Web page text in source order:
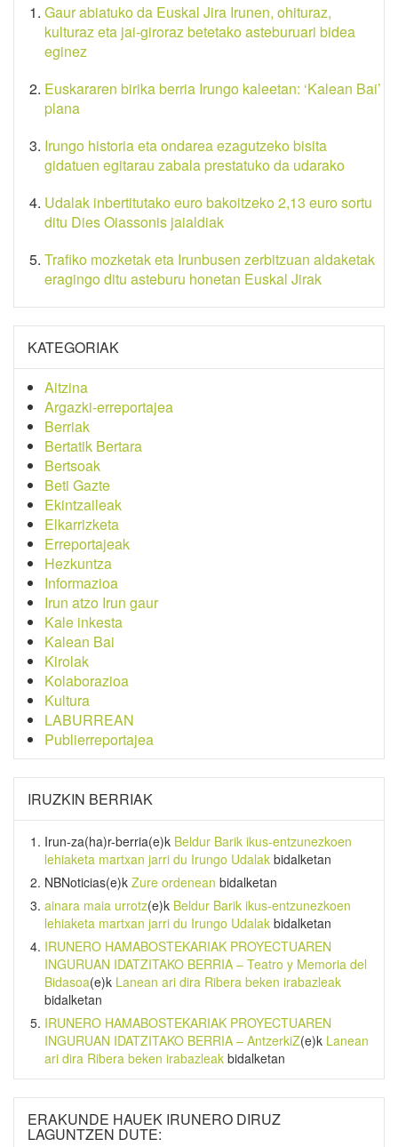
Gaur abiatuko da Euskal Jira Irunen, ohituraz,
kulturaz eta jai-giroraz betetako asteburuari bidea
eginez
Euskararen birika berria Irungo kaleetan: ‘Kalean Bai’
plana
Irungo historia eta ondarea ezagutzeko bisita
gidatuen egitarau zabala prestatuko da udarako
Udalak inbertitutako euro bakoitzeko 2,13 euro sortu
ditu Dies Oiassonis jaialdiak
Trafiko mozketak eta Irunbusen zerbitzuan aldaketak
eragingo ditu asteburu honetan Euskal Jirak
KATEGORIAK
Aitzina
Argazki-erreportajea
Berriak
Bertatik Bertara
Bertsoak
Beti Gazte
Ekintzaileak
Elkarrizketa
Erreportajeak
Hezkuntza
Informazioa
Irun atzo Irun gaur
Kale inkesta
Kalean Bai
Kirolak
Kolaborazioa
Kultura
LABURREAN
Publierreportajea
IRUZKIN BERRIAK
Irun-za(ha)r-berria(e)k Beldur Barik ikus-entzunezkoen
lehiaketa martxan jarri du Irungo Udalak bidalketan
NBNoticias(e)k Zure ordenean bidalketan
ainara maia urrotz(e)k Beldur Barik ikus-entzunezkoen
lehiaketa martxan jarri du Irungo Udalak bidalketan
IRUNERO HAMABOSTEKARIAK PROYECTUAREN
INGURUAN IDATZITAKO BERRIA – Teatro y Memoria del
Bidasoa(e)k Lanean ari dira Ribera beken irabazleak
bidalketan
IRUNERO HAMABOSTEKARIAK PROYECTUAREN
INGURUAN IDATZITAKO BERRIA – AntzerkiZ(e)k Lanean
ari dira Ribera beken irabazleak bidalketan
ERAKUNDE HAUEK IRUNERO DIRUZ
LAGUNTZEN DUTE: